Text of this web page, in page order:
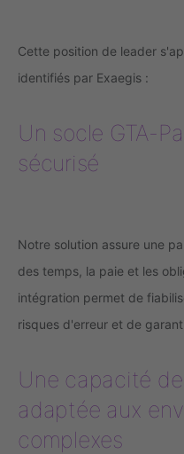
Cette position de leader
identifiés par Exaegis :
Un socle GTA-
sécurisé
Notre solution assure une
des temps, la paie et les
intégration permet de
risques d'erreur et de
Une capacité
adaptée aux
complexes